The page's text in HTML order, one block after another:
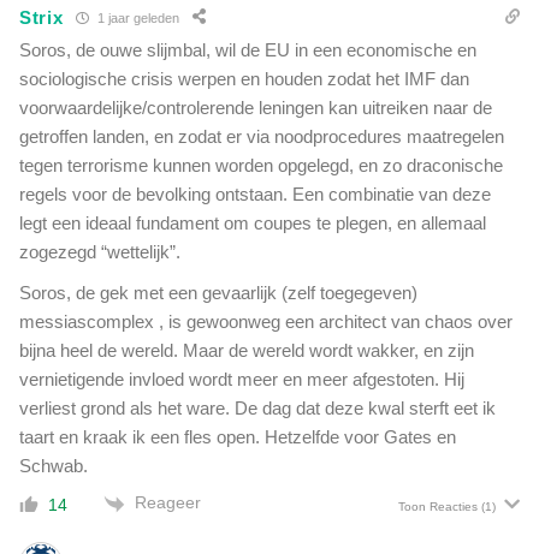
Strix 1 jaar geleden
Soros, de ouwe slijmbal, wil de EU in een economische en
sociologische crisis werpen en houden zodat het IMF dan
voorwaardelijke/controlerende leningen kan uitreiken naar de
getroffen landen, en zodat er via noodprocedures maatregelen
tegen terrorisme kunnen worden opgelegd, en zo draconische
regels voor de bevolking ontstaan. Een combinatie van deze
legt een ideaal fundament om coupes te plegen, en allemaal
zogezegd “wettelijk”.
Soros, de gek met een gevaarlijk (zelf toegegeven)
messiascomplex , is gewoonweg een architect van chaos over
bijna heel de wereld. Maar de wereld wordt wakker, en zijn
vernietigende invloed wordt meer en meer afgestoten. Hij
verliest grond als het ware. De dag dat deze kwal sterft eet ik
taart en kraak ik een fles open. Hetzelfde voor Gates en
Schwab.
14 Reageer Toon Reacties (1)